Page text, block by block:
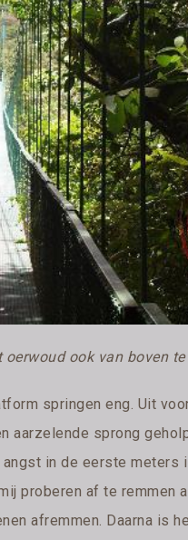
ook van boven
springen eng. Uit
aarzelende sprong
in de eerste meters
proberen af te remmen
afremmen. Daarna is